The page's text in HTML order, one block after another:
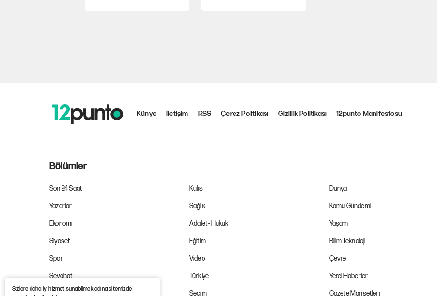
Sizlere daha iyi hizmet sunabilmek adına sitemizde
Künye İletişim RSS Çerez Politikası Gizlilik Politikası 12punto Manifestosu
Bölümler
Son 24 Saat Kulis Dünya
Yazarlar Sağlık Kamu Gündemi
Ekonomi Adalet - Hukuk Yaşam
Siyaset Eğitim Bilim Teknoloji
Spor Video Çevre
Seyahat Türkiye Yerel Haberler
İş Dünyası Seçim Gazete Manşetleri